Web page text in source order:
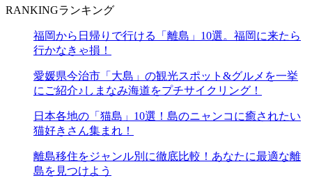
RANKINGランキング
福岡から日帰りで行ける「離島」10選。福岡に来たら
行かなきゃ損！
愛媛県今治市「大島」の観光スポット&グルメを一挙
にご紹介♪しまなみ海道をプチサイクリング！
日本各地の「猫島」10選！島のニャンコに癒されたい
猫好きさん集まれ！
離島移住をジャンル別に徹底比較！あなたに最適な離
島を見つけよう